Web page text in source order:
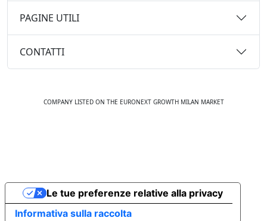
PAGINE UTILI
CONTATTI
COMPANY LISTED ON THE EURONEXT GROWTH MILAN MARKET
Informativa sulla raccolta
Le tue preferenze relative alla privacy